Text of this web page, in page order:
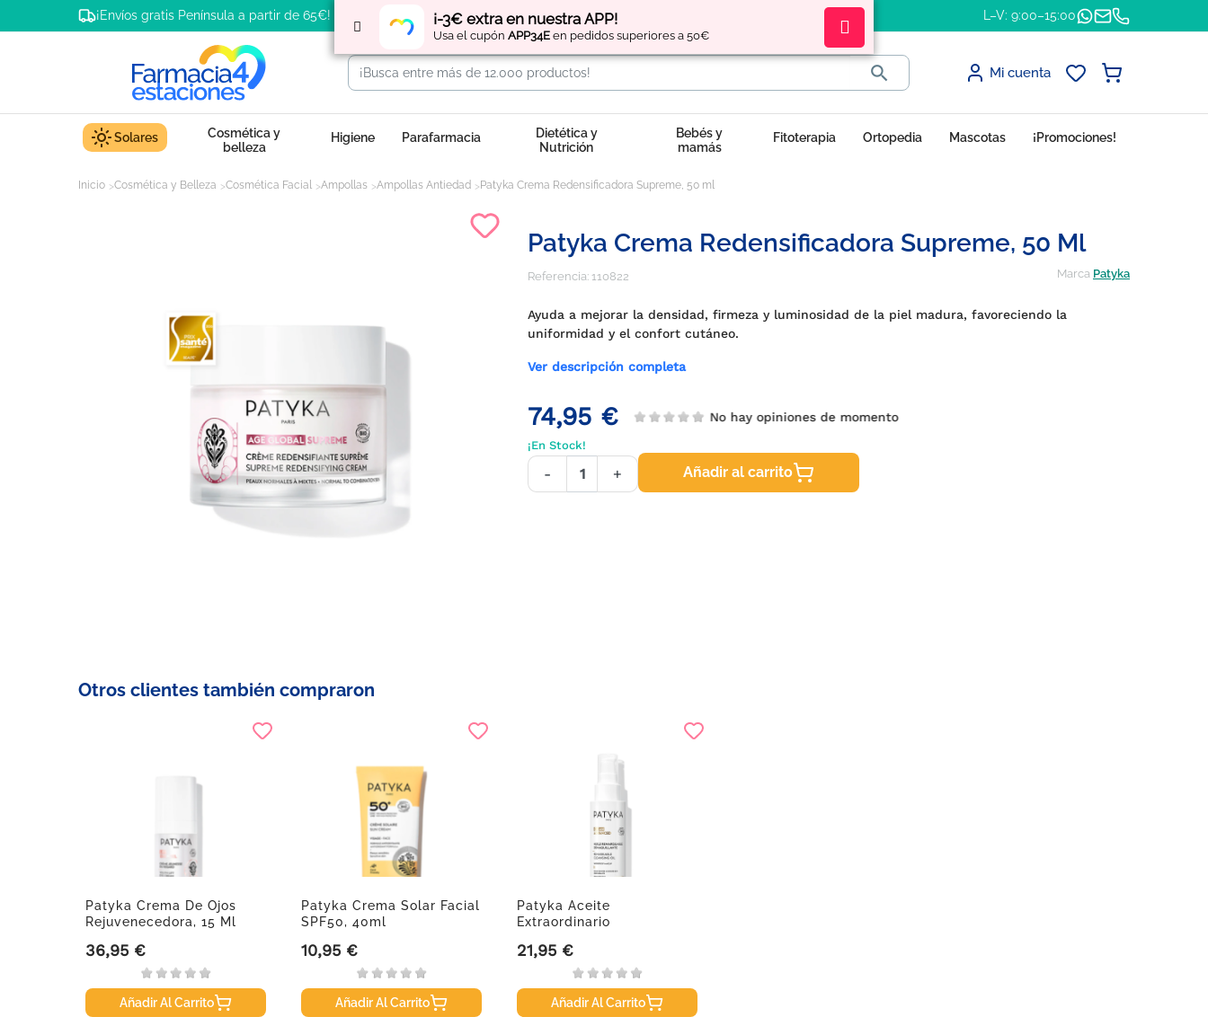
¡-3€ extra en nuestra APP!
Usa el cupón APP34E en pedidos superiores a 50€
¡Envíos gratis Península a partir de 65€! Regístratey obtén L–V: 9:00–15:00
 Mi cuenta
Solares
Cosmética y
belleza
Higiene Parafarmacia
Dietética y
Nutrición
Bebés y
mamás
Fitoterapia Ortopedia Mascotas ¡Promociones!
Inicio Cosmética y Belleza Cosmética Facial Ampollas Ampollas Antiedad Patyka Crema Redensificadora Supreme, 50 ml
Patyka Crema Redensificadora Supreme, 50 Ml
Referencia: 110822 Marca Patyka
Ayuda a mejorar la densidad, firmeza y luminosidad de la piel madura, favoreciendo la
uniformidad y el confort cutáneo.
Ver descripción completa
74,95 € No hay opiniones de momento
¡En Stock!
- + Añadir al carrito
Otros clientes también compraron
Patyka Crema De Ojos
Rejuvenecedora, 15 Ml
Precio
36,95 €
Añadir Al Carrito
Patyka Crema Solar Facial
SPF50, 40ml
Precio
10,95 €
Añadir Al Carrito
Patyka Aceite
Extraordinario
Precio
21,95 €
Añadir Al Carrito